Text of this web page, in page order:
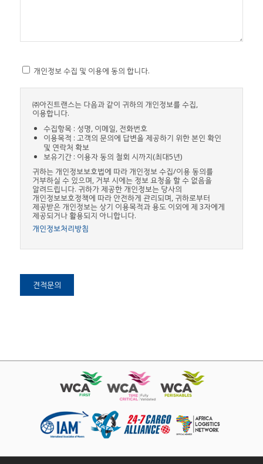
개인정보 수집 및 이용에 동의 합니다.
㈜아진트랜스는 다음과 같이 귀하의 개인정보를 수집,
이용합니다.
수집항목 : 성명, 이메일, 전화번호
이용목적 : 고객의 문의에 답변을 제공하기 위한 본인 확인
및 연락처 확보
보유기간 : 이용자 동의 철회 시까지(최대5년)
귀하는 개인정보보호법에 따라 개인정보 수집/이용 동의를
거부하실 수 있으며, 거부 시에는 정보 요청을 할 수 없음을
알려드립니다. 귀하가 제공한 개인정보는 당사의
개인정보보호정책에 따라 안전하게 관리되며, 귀하로부터
제공받은 개인정보는 상기 이용목적과 용도 이외에 제 3자에게
제공되거나 활용되지 아니합니다.
개인정보처리방침